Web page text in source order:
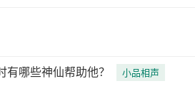
哪些神仙帮助他？
小品相声